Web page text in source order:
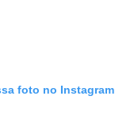
foto no Instagram